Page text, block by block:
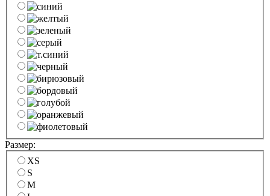
Размер:
XS
S
M